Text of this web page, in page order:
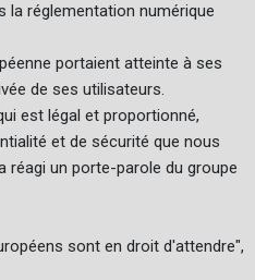
la réglementation numérique
portaient atteinte à ses
de ses utilisateurs.
est légal et proportionné,
et de sécurité que nous
réagi un porte-parole du groupe
sont en droit d'attendre",